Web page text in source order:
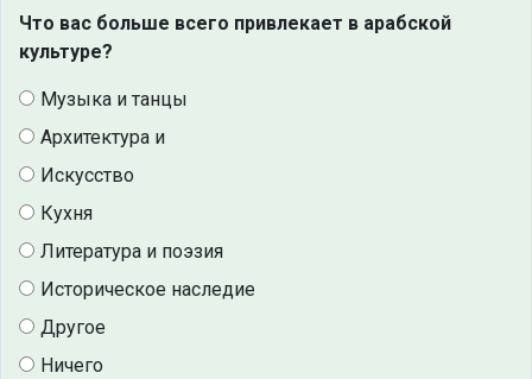
Что вас больше всего привлекает в арабской
культуре?
Музыка и танцы
Архитектура и
Искусство
Кухня
Литература и поэзия
Историческое наследие
Другое
Ничего